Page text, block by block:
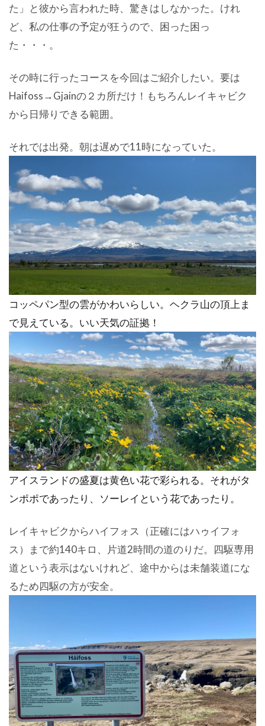
た」と彼から言われた時、驚きはしなかった。けれ
ど、私の仕事の予定が狂うので、困った困っ
た・・・。
その時に行ったコースを今回はご紹介したい。要は
Haifoss→Gjainの２カ所だけ！もちろんレイキャビク
から日帰りできる範囲。
それでは出発。朝は遅めで11時になっていた。
コッペパン型の雲がかわいらしい。ヘクラ山の頂上ま
で見えている。いい天気の証拠！
アイスランドの盛夏は黄色い花で彩られる。それがタ
ンポポであったり、ソーレイという花であったり。
レイキャビクからハイフォス（正確にはハゥイフォ
ス）まで約140キロ、片道2時間の道のりだ。四駆専用
道という表示はないけれど、途中からは未舗装道にな
るため四駆の方が安全。